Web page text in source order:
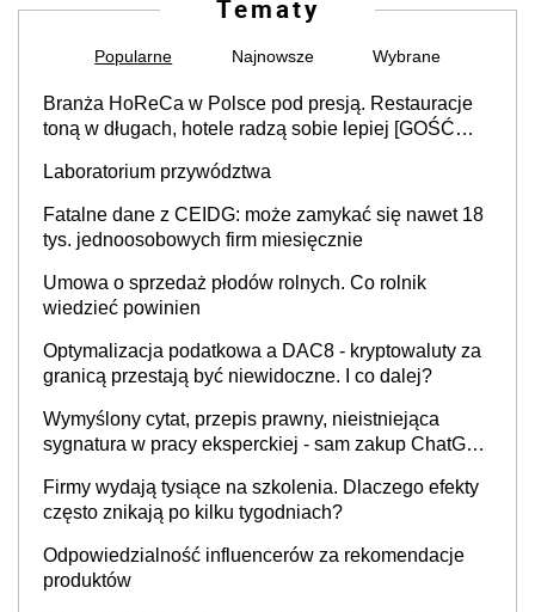
Tematy
Popularne Najnowsze Wybrane
Branża HoReCa w Polsce pod presją. Restauracje
toną w długach, hotele radzą sobie lepiej [GOŚĆ
Laboratorium przywództwa
Fatalne dane z CEIDG: może zamykać się nawet 18
tys. jednoosobowych firm miesięcznie
Umowa o sprzedaż płodów rolnych. Co rolnik
wiedzieć powinien
Optymalizacja podatkowa a DAC8 - kryptowaluty za
granicą przestają być niewidoczne. I co dalej?
Wymyślony cytat, przepis prawny, nieistniejąca
sygnatura w pracy eksperckiej - sam zakup ChatGPT
Firmy wydają tysiące na szkolenia. Dlaczego efekty
często znikają po kilku tygodniach?
Odpowiedzialność influencerów za rekomendacje
produktów